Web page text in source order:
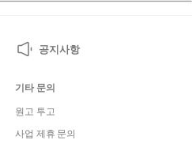
공지사항
기타 문의
원고 투고
사업 제휴 문의